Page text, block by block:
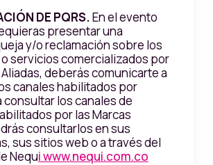
DE PQRS.En el evento
presentar una
y/o reclamación sobre los
servicios comercializados por
deberás comunicarte a
canales habilitados por
consultar los canales de
por las Marcas
consultarlos en sus
sus sitios web o a través del
Nequi www.nequi.com.co